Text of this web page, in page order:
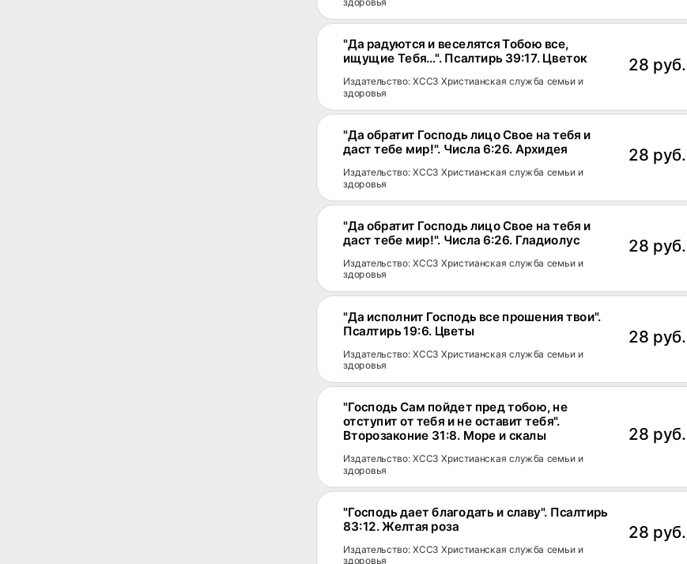
"Да радуются и веселятся Тобою все,
ищущие Тебя…". Псалтирь 39:17. Цветок
Издательство: ХССЗ Христианская служба семьи и
здоровья
28 руб.
"Да обратит Господь лицо Свое на тебя и
даст тебе мир!". Числа 6:26. Архидея
Издательство: ХССЗ Христианская служба семьи и
здоровья
28 руб.
"Да обратит Господь лицо Свое на тебя и
даст тебе мир!". Числа 6:26. Гладиолус
Издательство: ХССЗ Христианская служба семьи и
здоровья
28 руб.
"Да исполнит Господь все прошения твои".
Псалтирь 19:6. Цветы
Издательство: ХССЗ Христианская служба семьи и
здоровья
28 руб.
"Господь Сам пойдет пред тобою, не
отступит от тебя и не оставит тебя".
Второзаконие 31:8. Море и скалы
Издательство: ХССЗ Христианская служба семьи и
здоровья
28 руб.
"Господь дает благодать и славу". Псалтирь
83:12. Желтая роза
Издательство: ХССЗ Христианская служба семьи и
здоровья
28 руб.